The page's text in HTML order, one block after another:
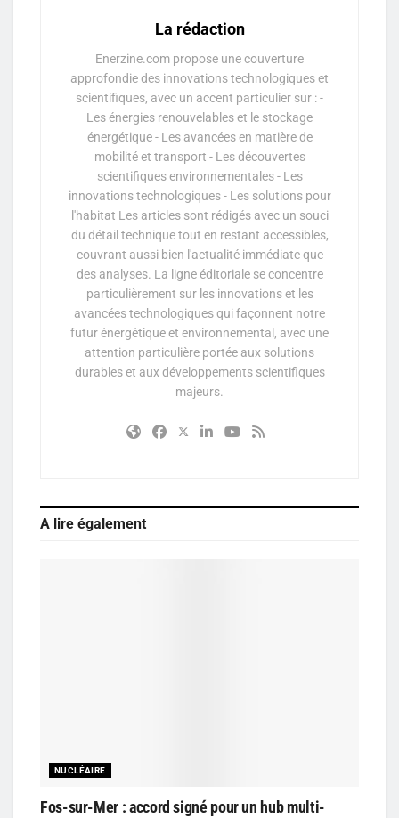
La rédaction
Enerzine.com propose une couverture
approfondie des innovations technologiques et
scientifiques, avec un accent particulier sur : -
Les énergies renouvelables et le stockage
énergétique - Les avancées en matière de
mobilité et transport - Les découvertes
scientifiques environnementales - Les
innovations technologiques - Les solutions pour
l'habitat Les articles sont rédigés avec un souci
du détail technique tout en restant accessibles,
couvrant aussi bien l'actualité immédiate que
des analyses. La ligne éditoriale se concentre
particulièrement sur les innovations et les
avancées technologiques qui façonnent notre
futur énergétique et environnemental, avec une
attention particulière portée aux solutions
durables et aux développements scientifiques
majeurs.
A lire également
NUCLÉAIRE
Fos-sur-Mer : accord signé pour un hub multi-